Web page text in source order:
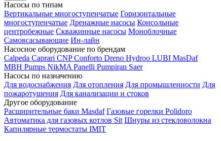
Насосы по типам
Вертикальные многоступенчатые Горизонтальные
многоступенчатые Дренажные насосы Консольные
центробежные Скважинные насосы Моноблочные
Самовсасывающие Ин-лайн
Насосное оборудование по брендам
Calpeda Caprari CNP Conforto Dreno Hydroo LUBI MasDaf
MBH Pumps NikMA Panelli Pumpiran Saer
Насосы по назначению
Для водоснабжения Для отопления Для промышленности Для
пожаротушения Для канализации и стоков
Другое оборудование
Расширительные баки Masdaf Газовые горелки Polidoro
Автоматика для газовых котлов Sit Шнуры из стекловолокна
Капилярные термостаты IMIT